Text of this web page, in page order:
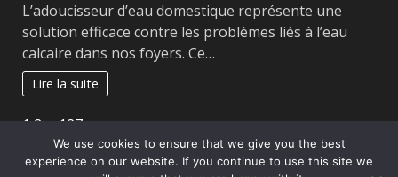
L’adoucisseur d’eau domestique représente une
solution efficace contre les problèmes liés à l’eau
calcaire dans nos foyers. Ce…
Lire la suite
Page:
12…127Next
»
We use cookies to ensure that we give you the best
experience on our website. If you continue to use this site we